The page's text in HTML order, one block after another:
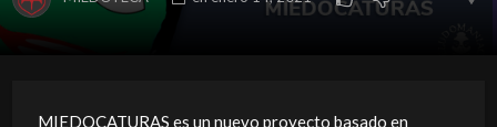
MIEDOCATURAS es un nuevo proyecto basado en